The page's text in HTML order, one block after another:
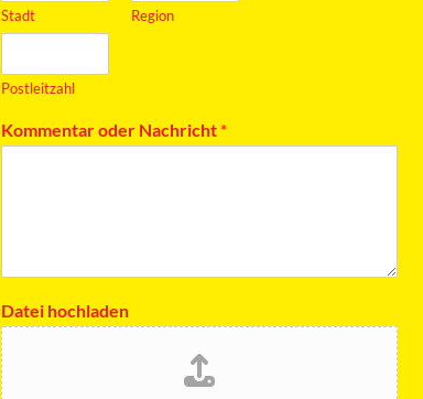
Stadt Region
Postleitzahl
Kommentar oder Nachricht *
Datei hochladen